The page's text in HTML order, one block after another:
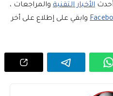
الأخبار التقنية والمراجعات ،
وابقي على إطلاع على أخر